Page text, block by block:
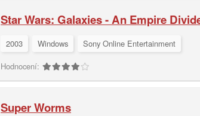
Star Wars: Galaxies - An Empire
2003 Windows
Sony Online Entertainment
Hodnocení:
Super Worms